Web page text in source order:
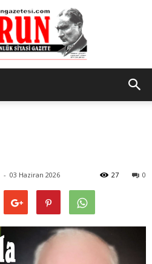
- 03 Haziran 2026 0
27